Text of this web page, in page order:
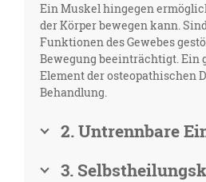
Ein Muskel hingegen
der Körper bewegen kann.
Funktionen des Gewebes
Bewegung beeinträchtigt. Ein
Element der osteopathischen
Behandlung.
2. Untrennbare
3.